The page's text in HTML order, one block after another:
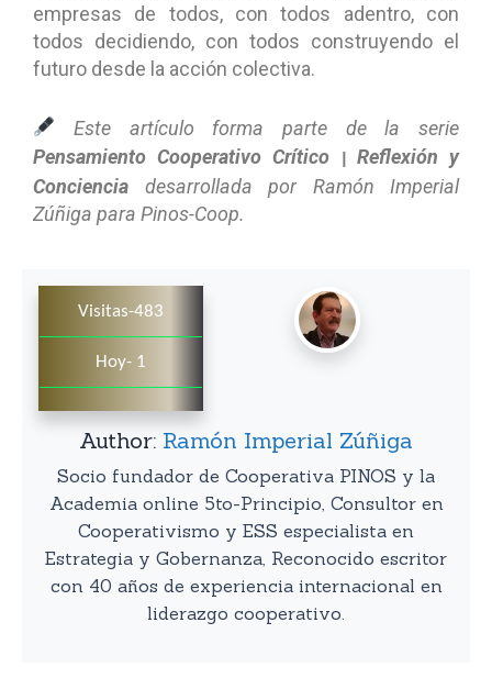
empresas de todos, con todos adentro, con
todos decidiendo, con todos construyendo el
futuro desde la acción colectiva.
Este artículo forma parte de la serie
Pensamiento Cooperativo Crítico
| Reflexión y
Conciencia desarrollada por Ramón Imperial
Zúñiga para Pinos-Coop.
Visitas-483
Hoy- 1
Author: Ramón Imperial Zúñiga
Socio fundador de Cooperativa PINOS y la
Academia online 5to-Principio, Consultor en
Cooperativismo y ESS especialista en
Estrategia y Gobernanza, Reconocido escritor
con 40 años de experiencia internacional en
liderazgo cooperativo.